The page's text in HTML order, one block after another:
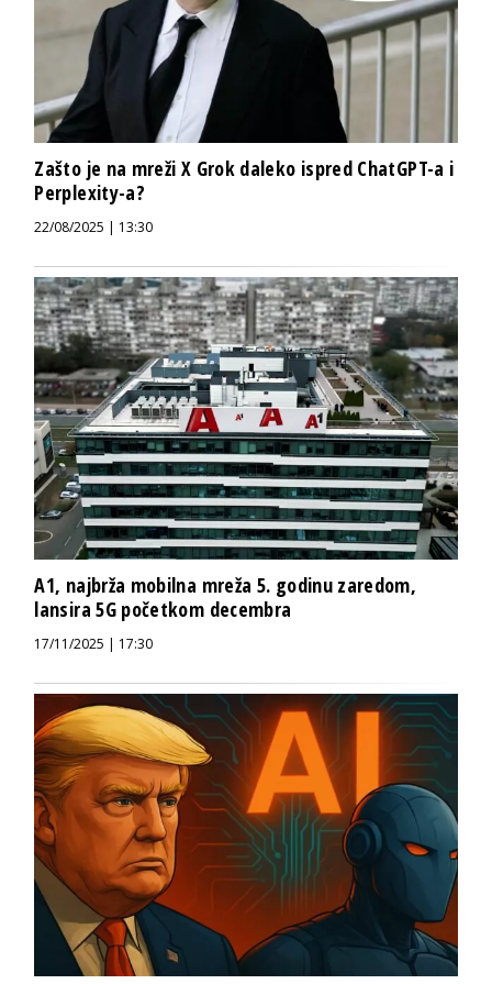
Zašto je na mreži X Grok daleko ispred ChatGPT-a i
Perplexity-a?
22/08/2025 | 13:30
A1, najbrža mobilna mreža 5. godinu zaredom,
lansira 5G početkom decembra
17/11/2025 | 17:30